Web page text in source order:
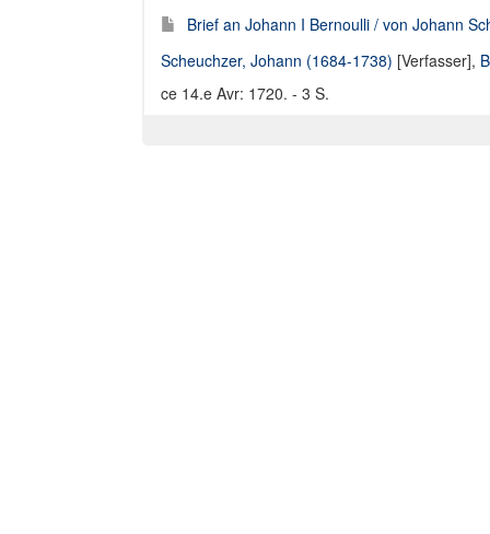
Brief an Johann I Bernoulli / von Johann
Scheuchzer, Johann (1684-1738) [Verfasser],
ce 14.e Avr: 1720. - 3 S.